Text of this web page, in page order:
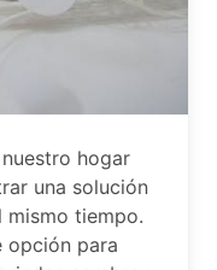
hogar
una solución
mismo tiempo.
opción para